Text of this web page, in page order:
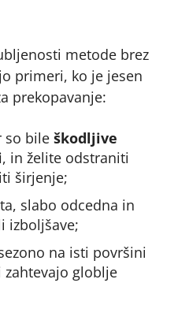
metode brez
primeri, ko je jesen
prekopavanje:
so bile škodljive
, in želite odstraniti
širjenje;
slabo odcedna in
izboljšave;
na isti površini
zahtevajo globlje